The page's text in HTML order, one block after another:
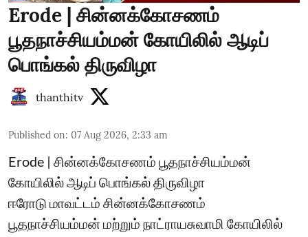
Erode | சின்னக்கோசணம்
பூதநாச்சியம்மன் கோயிலில் ஆடிப்
பொங்கல் திருவிழா
thanthitv
Published on: 07 Aug 2026, 2:33 am
Erode | சின்னக்கோசணம் பூதநாச்சியம்மன்
கோயிலில் ஆடிப் பொங்கல் திருவிழா
ஈரோடு மாவட்டம் சின்னக்கோசணம்
பூதநாச்சியம்மன் மற்றும் நாட்ராயசுவாமி கோயிலில்